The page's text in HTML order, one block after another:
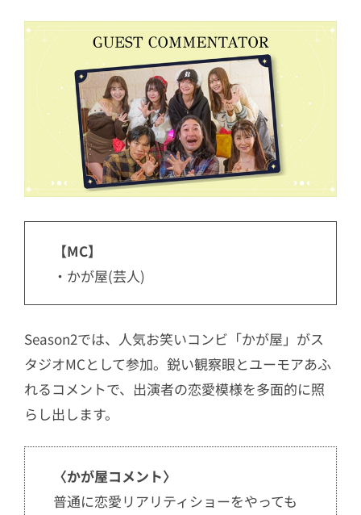
【MC】
・かが屋(芸人)
Season2では、人気お笑いコンビ「かが屋」がス
タジオMCとして参加。鋭い観察眼とユーモアあふ
れるコメントで、出演者の恋愛模様を多面的に照
らし出します。
〈かが屋コメント〉
普通に恋愛リアリティショーをやっても